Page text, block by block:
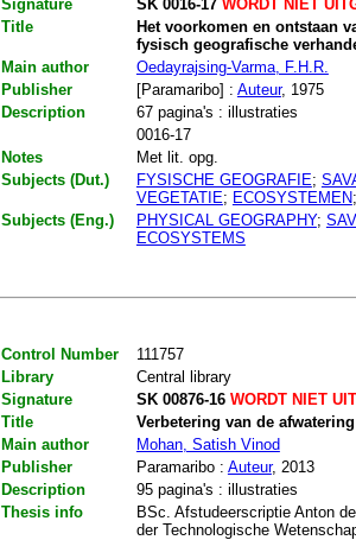
Signature
SK 0016-17WORDT NIET
Title
Het voorkomen en ontstaan
fysisch geografische
Main author
Oedayrajsing-Varma, F.H.R.
Publisher
[Paramaribo] : Auteur, 1975
Description
67 pagina's : illustraties
0016-17
Notes
Met lit. opg.
Subjects (Dut.)
FYSISCHE GEOGRAFIE;
VEGETATIE; ECOSYSTEMEN
Subjects (Eng.)
PHYSICAL GEOGRAPHY;
ECOSYSTEMS
Control Number
111757
Library
Central library
Signature
SK 00876-16WORDT NIET
Title
Verbetering van de
Main author
Mohan, Satish Vinod
Publisher
Paramaribo : Auteur, 2013
Description
95 pagina's : illustraties
Thesis info
BSc. Afstudeerscriptie Anton
der Technologische